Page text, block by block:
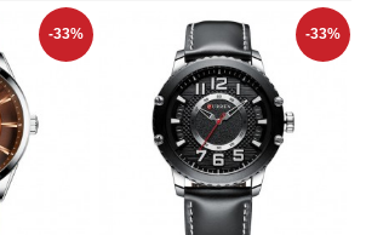
-33% -33%